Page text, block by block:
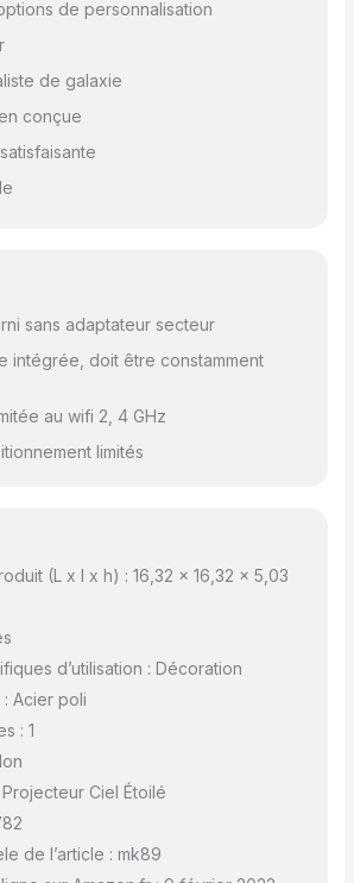
de personnalisation
de galaxie
conçue
sans adaptateur secteur
intégrée, doit être constamment
au wifi 2, 4 GHz
limités
(L x l x h) : 16,32 x 16,32 x 5,03
d’utilisation : Décoration
Acier poli
: 1
Ciel Étoilé
de l’article : mk89